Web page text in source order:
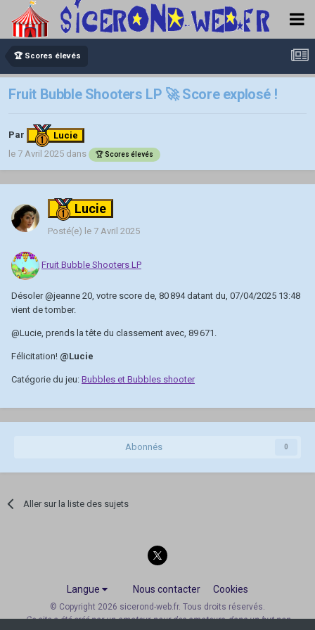
🏆 Scores élevés
Fruit Bubble Shooters LP 🚀 Score explosé !
Par
Lucie
le 7 Avril 2025 dans 🏆 Scores élevés
Lucie
Posté(e) le 7 Avril 2025
Fruit Bubble Shooters LP
Désoler@jeanne 20 , votre score de, 80 894 datant du, 07/04/2025 13:48
vient de tomber.
@Lucie , prends la tête du classement avec, 89 671.
Félicitation! @Lucie
Catégorie du jeu: Bubbles et Bubbles shooter
Abonnés 0
Aller sur la liste des sujets
Langue Nous contacter Cookies
© Copyright 2026 sicerond-web.fr. Tous droits réservés.
Ce site a été créé par un amateur, pour des amateurs, dans un but non